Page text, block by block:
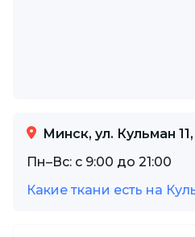
Минск, ул. Кульман
Пн–Вс: с 9:00 до 21:00
Какие ткани есть на